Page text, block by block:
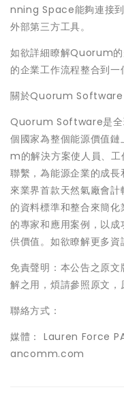
nning Space能夠連接
外部第三方工具。
如欲詳細瞭解Quorum的
的企業工作流程整合到一
關於Quorum Software
Quorum Software是全
個國家為整個能源價值
m的解決方案使人員、
聯繫，為能源企業的成
來業界首款天然氣廠會
的資料標準和整合來簡
的專家和應用案例，以
供價值。如欲瞭解更多
免責聲明：本公告之原
解之用，煩請參照原文，
聯絡方式：
媒體： Lauren Force
ancomm.com